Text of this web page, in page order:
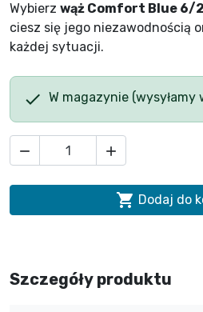
Wybierz wąż Comfort Blue 6/
ciesz się jego niezawodnością
każdej sytuacji.
 W magazynie
 
 Dodaj do
Szczegóły produktu